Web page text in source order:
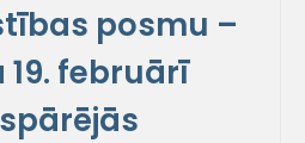
posmu –
19. februārī